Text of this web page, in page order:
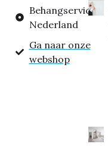
Behangservice
Nederland
Ga naar onze
webshop